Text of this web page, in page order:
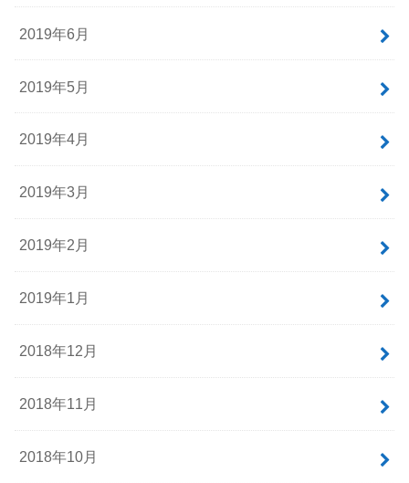
2019年6月
2019年5月
2019年4月
2019年3月
2019年2月
2019年1月
2018年12月
2018年11月
2018年10月